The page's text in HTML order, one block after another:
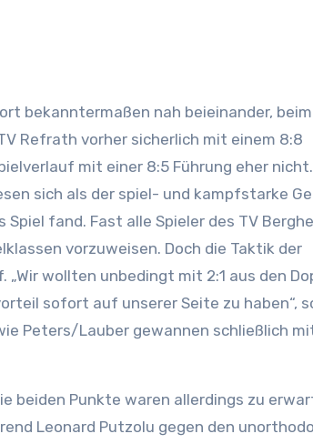
Refrath vorher sicherlich mit einem 8:8
mit einer 8:5 Führung eher
sich als der spiel- und kampfstarke
Spiel fand. Fast alle Spieler des TV
vorzuweisen. Doch die Taktik der
wollten unbedingt mit 2:1 aus den
sofort auf unserer Seite zu haben“,
Peters/Lauber gewannen schließlich
beiden Punkte waren allerdings zu
Leonard Putzolu gegen den